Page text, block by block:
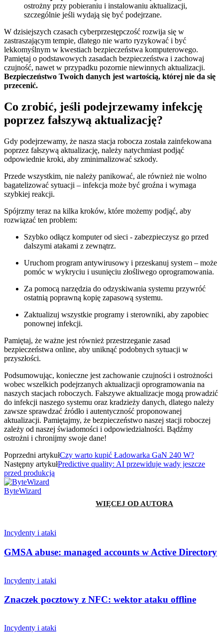
ostrożny przy pobieraniu i instalowaniu aktualizacji,
szczególnie jeśli wydają się być podejrzane.
W dzisiejszych czasach cyberprzestępczość rozwija się w
zastraszającym tempie, dlatego ​nie ‍warto ryzykować i być
lekkomyślnym w kwestiach bezpieczeństwa komputerowego.
⁢Pamiętaj o podstawowych zasadach bezpieczeństwa i zachowaj
czujność, nawet w przypadku pozornie niewinnych aktualizacji.
Bezpieczeństwo Twoich danych jest wartością, której nie da się
przecenić.
Co​ zrobić, jeśli podejrzewamy ‍infekcję
poprzez ⁤fałszywą aktualizację?
Gdy‍ podejrzewamy, że nasza stacja robocza​ została zainfekowana
poprzez fałszywą aktualizację, należy natychmiast podjąć ​
odpowiednie kroki, aby zminimalizować szkody.
Przede wszystkim, nie należy⁢ panikować, ale również nie wolno
bagatelizować sytuacji – ‍infekcja może być groźna i wymaga
szybkiej reakcji.
Spójrzmy teraz na kilka kroków, które możemy podjąć, aby​
rozwiązać ten problem:
Szybko odłącz komputer od sieci ⁤- zabezpieczysz go przed
dalszymi ⁢atakami z zewnątrz.
Uruchom⁢ program antywirusowy i przeskanuj system – może
pomóc w wykryciu i usunięciu złośliwego oprogramowania.
Za pomocą ⁤narzędzia do odzyskiwania systemu przywróć
ostatnią ‌poprawną kopię zapasową ⁣systemu.
Zaktualizuj wszystkie programy‌ i sterowniki, aby ⁤zapobiec
ponownej infekcji.
Pamiętaj, że ważne‌ jest również przestrzeganie zasad
bezpieczeństwa online, aby uniknąć podobnych sytuacji w
‍przyszłości.
Podsumowując, konieczne jest zachowanie czujności ‌i ostrożności
wobec wszelkich podejrzanych aktualizacji oprogramowania na
naszych stacjach roboczych. Fałszywe aktualizacje mogą prowadzić
do infekcji naszego systemu oraz kradzieży danych, dlatego należy
zawsze sprawdzać źródło i autentyczność proponowanej
aktualizacji. Pamiętajmy,‌ że bezpieczeństwo naszej stacji roboczej‌
zależy od naszej świadomości i odpowiedzialności. Bądźmy
⁣ostrożni i chronijmy swoje dane!
Poprzedni artykułCzy warto kupić Ładowarka GaN 240 W?
Następny artykułPredictive quality: AI przewiduje wady jeszcze
przed produkcją
ByteWizard
WIĘCEJ OD AUTORA
Incydenty i ataki
GMSA abuse: managed accounts w Active Directory
Incydenty i ataki
Znaczek pocztowy z NFC: wektor ataku offline
Incydenty i ataki